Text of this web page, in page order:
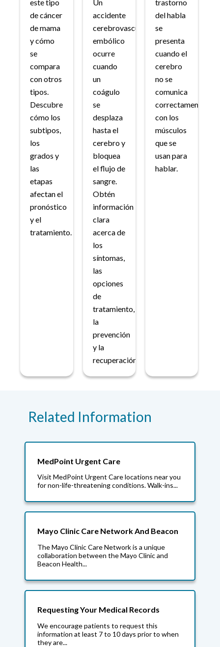
este tipo
de cáncer
de mama
y cómo
se
compara
con otros
tipos.
Descubre
cómo los
subtipos,
los
grados y
las
etapas
afectan el
pronóstico
y el
tratamiento.
Un
accidente
cerebrovascular
embólico
ocurre
cuando
un
coágulo
se
desplaza
hasta el
cerebro y
bloquea
el flujo de
sangre.
Obtén
información
clara
acerca de
los
síntomas,
las
opciones
de
tratamiento,
la
prevención
y la
recuperación.
trastorno
del habla
se
presenta
cuando el
cerebro
no se
comunica
correctamente
con los
músculos
que se
usan para
hablar.
Related Information
MedPoint Urgent Care
Visit MedPoint Urgent Care locations near you
for non-life-threatening conditions. Walk-ins...
Mayo Clinic Care Network And Beacon
The Mayo Clinic Care Network is a unique
collaboration between the Mayo Clinic and
Beacon Health...
Requesting Your Medical Records
We encourage patients to request this
information at least 7 to 10 days prior to when
they are...